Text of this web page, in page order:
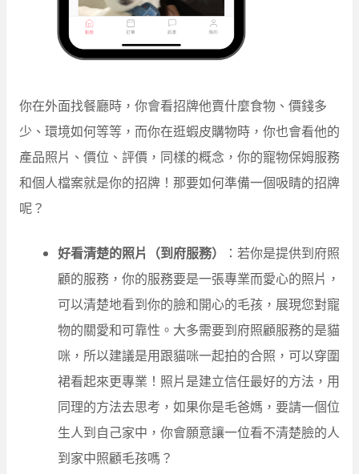
你在外面找餐廳時，你會看招牌他賣什麼食物、價錢多
少、環境如何等等，而你在逛蝦皮購物時，你也會看他的
產品照片、價位、評價，同樣的概念，你的寵物保姆服務
和個人檔案就是你的招牌！那要如何準備一個吸睛的招牌
呢？
好看清楚的照片（到府服務）
：若你是提供到府照
顧的服務，你的服務要是一張專業而愛心的照片，
可以清楚地看到你的臉和開心的毛孩，展現您對寵
物的關愛和可靠性。大多需要到府照顧服務的是貓
咪，所以建議是用跟貓咪一起拍的合照，可以穿圍
裙看起來更專業！照片是建立信任最好的方法，用
同理的方法去思考，如果你是毛爸媽，要請一個位
生人到自己家中，你會願意讓一位看不清楚臉的人
到家中照顧毛孩嗎？